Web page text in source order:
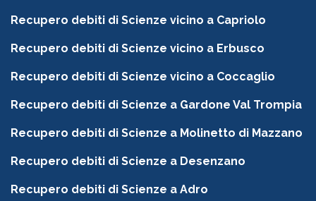
Recupero debiti di Scienze vicino a Capriolo
Recupero debiti di Scienze vicino a Erbusco
Recupero debiti di Scienze vicino a Coccaglio
Recupero debiti di Scienze a Gardone Val Trompia
Recupero debiti di Scienze a Molinetto di Mazzano
Recupero debiti di Scienze a Desenzano
Recupero debiti di Scienze a Adro